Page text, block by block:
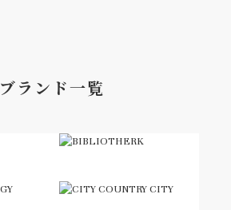
ブランド一覧